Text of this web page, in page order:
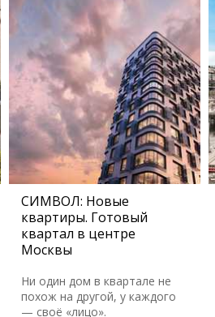
СИМВОЛ: Новые
квартиры. Готовый
квартал в центре
Москвы
Ни один дом в квартале не
похож на другой, у каждого
— своё «лицо».